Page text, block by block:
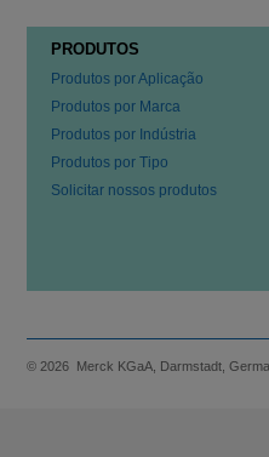
PRODUTOS
Produtos por Aplicação
Produtos por Marca
Produtos por Indústria
Produtos por Tipo
Solicitar nossos produtos
© 2026 Merck KGaA, Darmstadt,